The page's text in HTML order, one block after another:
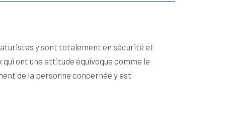
y sont totalement en sécurité et
ont une attitude équivoque comme le
de la personne concernée y est